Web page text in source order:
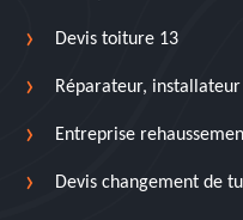
Devis toiture 13
Réparateur,
Entreprise
Devis changement de